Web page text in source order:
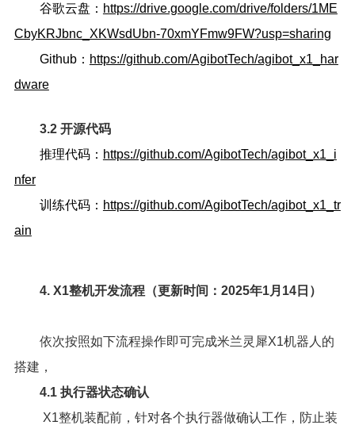
谷歌云盘： https://drive.google.com/drive/folders/1ME
CbyKRJbnc_XKWsdUbn-70xmYFmw9FW?usp=sharing
Github： https://github.com/AgibotTech/agibot_x1_har
dware
3.2 开源代码
推理代码： https://github.com/AgibotTech/agibot_x1_i
nfer
训练代码： https://github.com/AgibotTech/agibot_x1_tr
ain
4. X1整机开发流程（更新时间：2025年1月14日）
依次按照如下流程操作即可完成米兰灵犀X1机器人的
搭建，
4.1 执行器状态确认
X1整机装配前，针对各个执行器做确认工作，防止装